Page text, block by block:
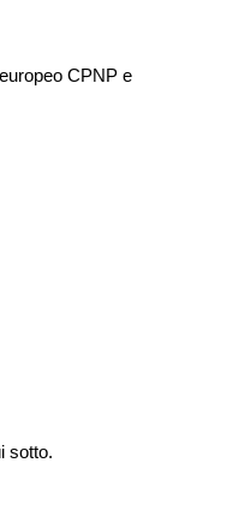
CPNP e
sotto.